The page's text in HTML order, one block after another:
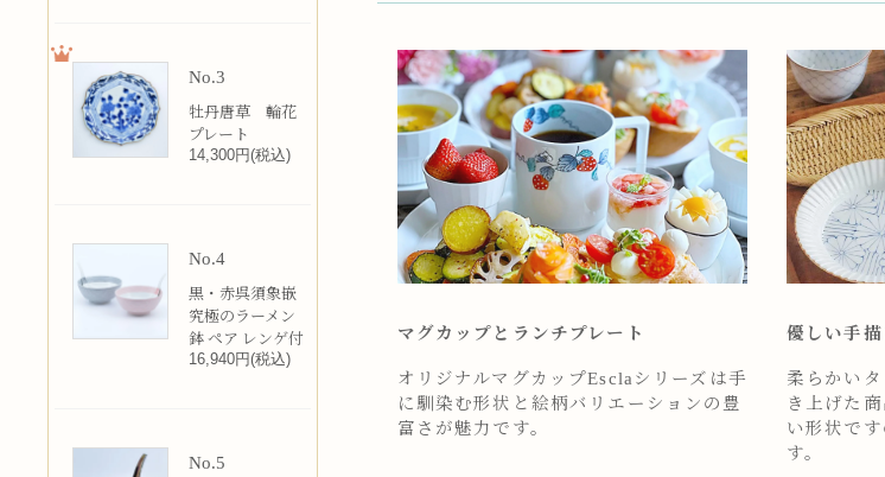
マグカップとランチプレート
オリジナルマグカップEsclaシリーズは手
に馴染む形状と絵柄バリエーションの豊
富さが魅力です。
優しい手
柔らかい
き上げた
い形状で
す。
No.3
牡丹唐草 輪花
プレート
14,300円(税込)
No.4
黒・赤呉須象嵌
究極のラーメン
鉢 ペア レンゲ付
16,940円(税込)
No.5